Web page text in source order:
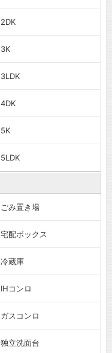
2DK
3K
3LDK
4DK
5K
5LDK
ごみ置き場
宅配ボックス
冷蔵庫
IHコンロ
ガスコンロ
独立洗面台